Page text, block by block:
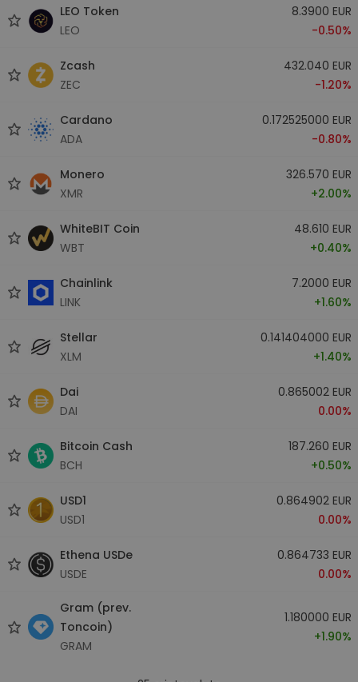
LEO Token
LEO
8.3900 EUR
-0.50%
Zcash
ZEC
432.040 EUR
-1.20%
Cardano
ADA
0.172525000 EUR
-0.80%
Monero
XMR
326.570 EUR
+2.00%
WhiteBIT Coin
WBT
48.610 EUR
+0.40%
Chainlink
LINK
7.2000 EUR
+1.60%
Stellar
XLM
0.141404000 EUR
+1.40%
Dai
DAI
0.865002 EUR
0.00%
Bitcoin Cash
BCH
187.260 EUR
+0.50%
USD1
USD1
0.864902 EUR
0.00%
Ethena USDe
USDE
0.864733 EUR
0.00%
Gram (prev.
Toncoin)
GRAM
1.180000 EUR
+1.90%